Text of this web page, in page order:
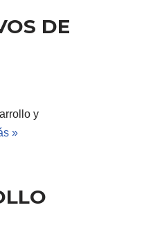
DE
y
»